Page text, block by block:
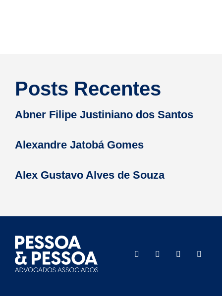
Posts Recentes
Abner Filipe Justiniano dos Santos
Alexandre Jatobá Gomes
Alex Gustavo Alves de Souza